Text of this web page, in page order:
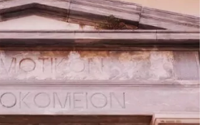
ΑΡΘΡΟΓΡΑΦΙΑ
ΕΚΔΗΛΩΣΕΙΣ
DATA
ΔΕΙΚΤΕΣ